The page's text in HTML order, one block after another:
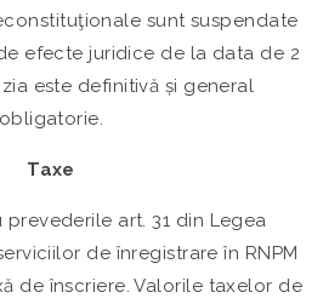
sunt suspendate
efecte juridice de la data de 2
este definitivă și general
obligatorie.
Taxe
art. 31 din Legea
de înregistrare în RNPM
de înscriere. Valorile taxelor de